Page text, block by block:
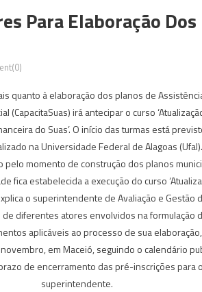
Para Elaboração
quanto à elaboração dos planos de
(CapacitaSuas) irá antecipar o curso
do Suas’. O início das turmas está
na Universidade Federal de Alagoas (Ufal).
pelo momento de construção dos planos
fica estabelecida a execução do curso
o superintendente de Avaliação e Gestão
diferentes atores envolvidos na formulação
aplicáveis ao processo de sua
em Maceió, seguindo o calendário
de encerramento das pré-inscrições para
superintendente.